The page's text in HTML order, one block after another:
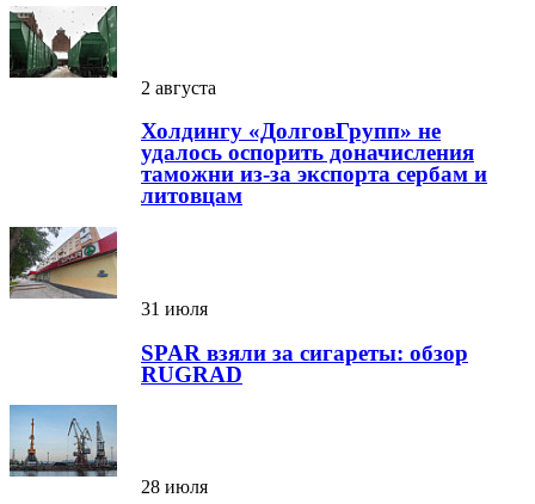
2 августа
Холдингу «ДолговГрупп» не
удалось оспорить доначисления
таможни из-за экспорта сербам и
литовцам
31 июля
SPAR взяли за сигареты: обзор
RUGRAD
28 июля